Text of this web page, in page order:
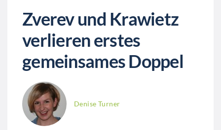
Zverev und Krawietz
verlieren erstes
gemeinsames Doppel
Denise Turner